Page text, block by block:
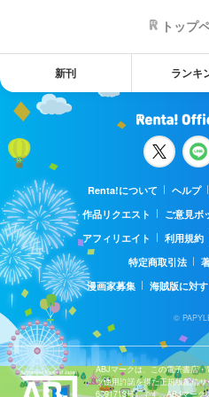
トップ
新刊 ランキ
Renta!について ヘルプ
作品リクエスト
ご意見ボ
アフィリエイト
利用規約
特定商取引法
漫画家募集
海賊版に対
©
ABJマークは、この電子書店
ツ使用許諾を得た正規版配信
6091713号）です。ABJマー